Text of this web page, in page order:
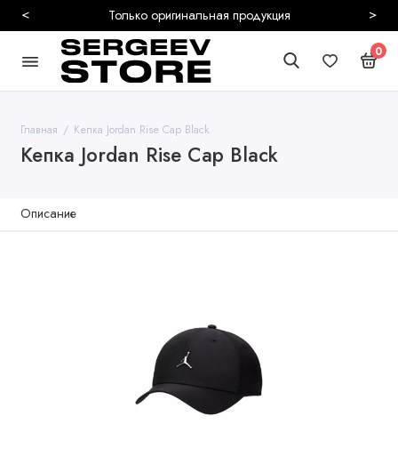
Безопасная
< >
0
Главная Кепка Jordan Rise Cap Black
Кепка Jordan Rise Cap Black
Описание